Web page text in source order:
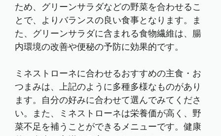
ため、グリーンサラダなどの野菜を合わせるこ
とで、よりバランスの良い食事となります。ま
た、グリーンサラダに含まれる食物繊維は、腸
内環境の改善や便秘の予防に効果的です。
ミネストローネに合わせるおすすめの主食・お
つまみは、上記のように多種多様なものがあり
ます。自分の好みに合わせて選んでみてくださ
い。また、ミネストローネは栄養価が高く、野
菜不足を補うことができるメニューです。健康